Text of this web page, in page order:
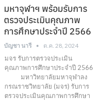
มหาจุฬาฯ พร้อมรับการ
ตรวจประเมินคุณภาพ
การศึกษาประจำปี 2566
บัญชา นารี ต.ค. 28, 2024
มจร รับการตรวจประเมิน
คุณภาพการศึกษาประจำปี 2566
มหาวิทยาลัยมหาจุฬาลง
กรณราชวิทยาลัย (มจร) รับการ
ตรวจประเมินคุณภาพการศึกษา